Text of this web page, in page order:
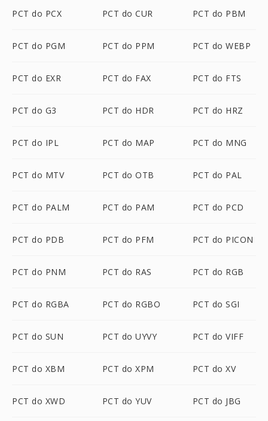
PCT do PCX PCT do CUR PCT do PBM
PCT do PGM PCT do PPM PCT do WEBP
PCT do EXR PCT do FAX PCT do FTS
PCT do G3 PCT do HDR PCT do HRZ
PCT do IPL PCT do MAP PCT do MNG
PCT do MTV PCT do OTB PCT do PAL
PCT do PALM PCT do PAM PCT do PCD
PCT do PDB PCT do PFM PCT do PICON
PCT do PNM PCT do RAS PCT do RGB
PCT do RGBA PCT do RGBO PCT do SGI
PCT do SUN PCT do UYVY PCT do VIFF
PCT do XBM PCT do XPM PCT do XV
PCT do XWD PCT do YUV PCT do JBG